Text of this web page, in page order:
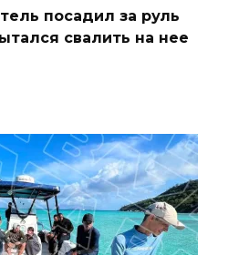
посадил за руль
свалить на нее